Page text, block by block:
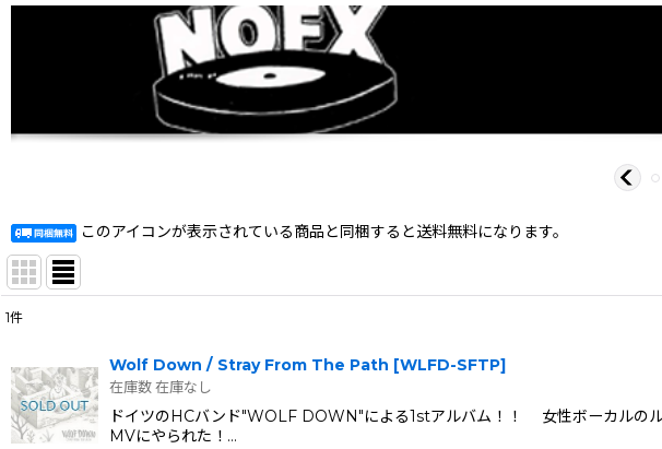
このアイコンが表示されている商品と同梱すると送料無料になります。
在庫あり
並び順:
1件
Wolf Down / Stray From The Path [WLFD-SFTP]
在庫数 在庫なし
ドイツのHCバンド"WOLF DOWN"による1stアルバム！！ 女性ボーカルの
MVにやられた！…